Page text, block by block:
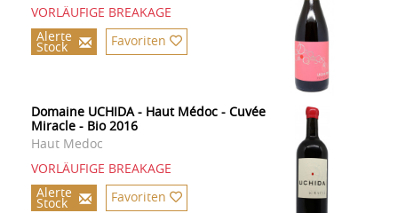
VORLÄUFIGE BREAKAGE
Alerte
Stock Favoriten
Domaine UCHIDA - Haut Médoc - Cuvée
Miracle - Bio 2016
Haut Medoc
VORLÄUFIGE BREAKAGE
Alerte
Stock Favoriten